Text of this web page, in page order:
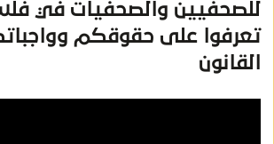
للصحفيين والصحفيات في
تعرفوا على حقوقكم
القانون